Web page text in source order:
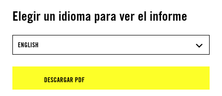
Elegir un idioma para ver el informe
ENGLISH
DESCARGAR PDF